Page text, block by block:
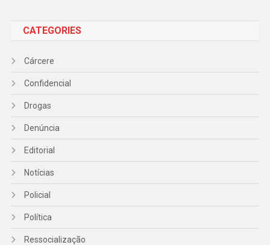
CATEGORIES
Cárcere
Confidencial
Drogas
Denúncia
Editorial
Notícias
Policial
Política
Ressocialização